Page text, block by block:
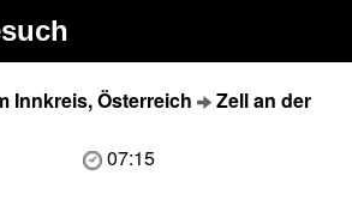
Innkreis, Österreich
Zell an der
07:15